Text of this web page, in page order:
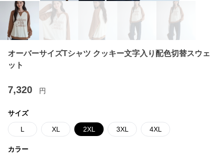
オーバーサイズTシャツ クッキー文字入り配色切替スウェ
ット
7,320 円
サイズ
L XL 2XL 3XL 4XL
カラー